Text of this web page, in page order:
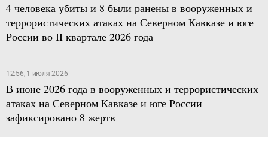
4 человека убиты и 8 были ранены в вооруженных и
террористических атаках на Северном Кавказе и юге
России во II квартале 2026 года
12:56, 1 июля 2026
В июне 2026 года в вооруженных и террористических
атаках на Северном Кавказе и юге России
зафиксировано 8 жертв